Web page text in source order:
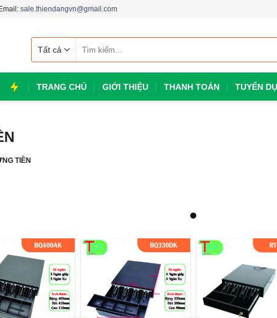
sale.thiendangvn@gmail.com
kiếm:
TRANG CHỦ GIỚI THIỆU THANH TOÁN TUYỂN
TIỀN